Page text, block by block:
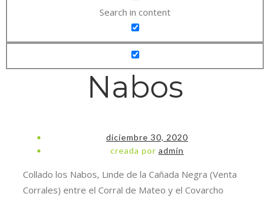
Search in content
Nabos
diciembre 30, 2020
creada por admin
Collado los Nabos, Linde de la Cañada Negra (Venta
Corrales) entre el Corral de Mateo y el Covarcho